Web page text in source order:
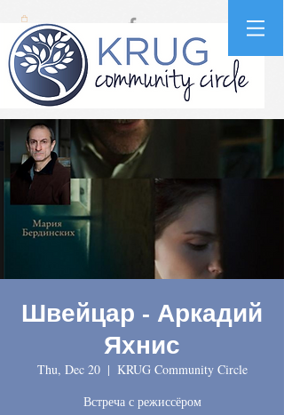
Швейцар - Аркадий
Яхнис
Thu, Dec 20
  |
KRUG Community Circle
Встреча с режиссёром